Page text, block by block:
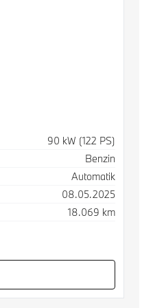
90 kW (122 PS)
Benzin
Automatik
08.05.2025
18.069 km